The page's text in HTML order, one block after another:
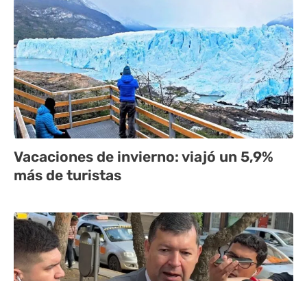
Vacaciones de invierno: viajó un 5,9%
más de turistas